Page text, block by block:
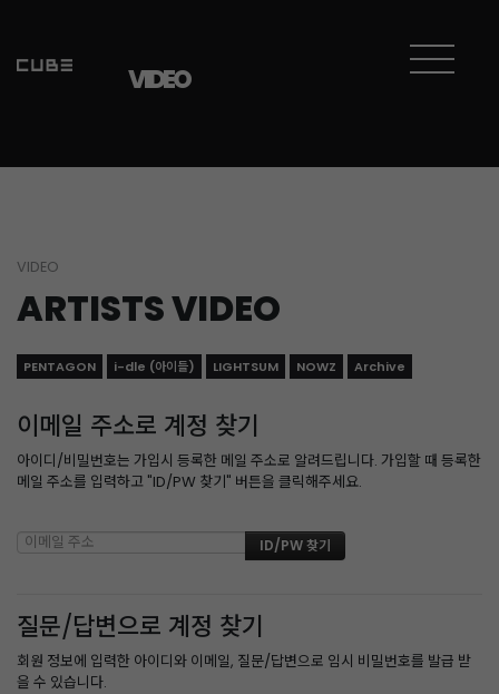
VIDEO
VIDEO
ARTISTS VIDEO
PENTAGON i-dle (아이들) LIGHTSUM NOWZ Archive
이메일 주소로 계정 찾기
아이디/비밀번호는 가입시 등록한 메일 주소로 알려드립니다. 가입할 때 등록한
메일 주소를 입력하고 "ID/PW 찾기" 버튼을 클릭해주세요.
질문/답변으로 계정 찾기
회원 정보에 입력한 아이디와 이메일, 질문/답변으로 임시 비밀번호를 발급 받
을 수 있습니다.